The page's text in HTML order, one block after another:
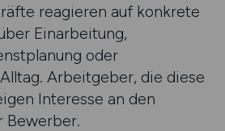
reagieren auf konkrete
Einarbeitung,
oder
Arbeitgeber, die diese
Interesse an den
Bewerber.